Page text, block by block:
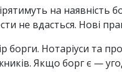
на наявність
не вдасться. Нові
Нотаріуси та
Якщо борг є —